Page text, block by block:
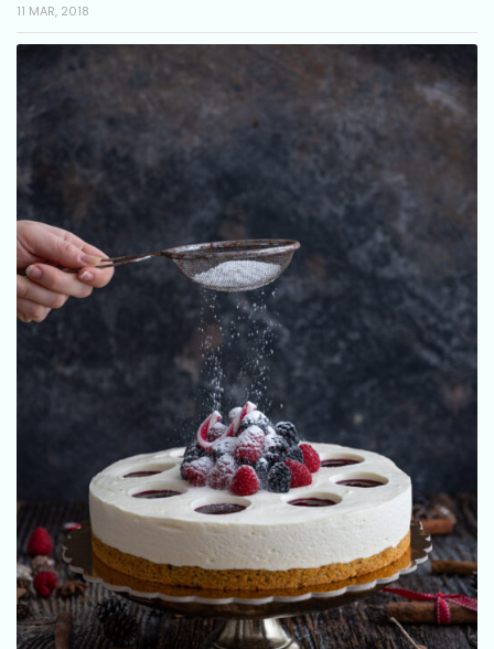
11 MAR, 2018